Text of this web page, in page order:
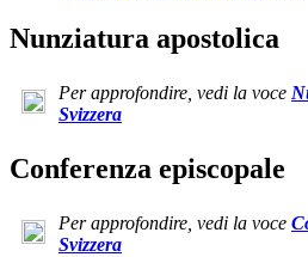
Nunziatura apostolica
Per approfondire, vedi la voce
Svizzera
Conferenza episcopale
Per approfondire, vedi la voce
Svizzera